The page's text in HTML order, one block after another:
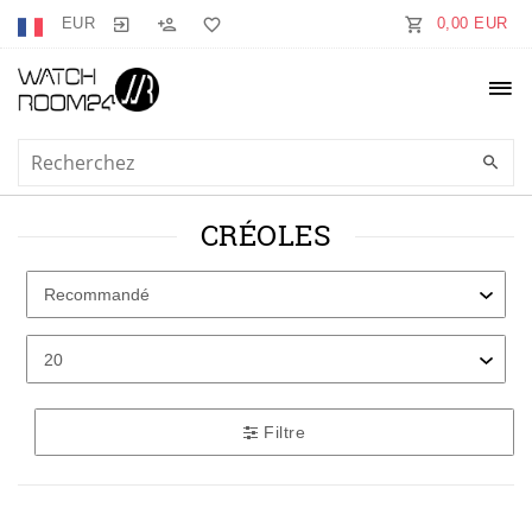
EUR 0,00 EUR
CRÉOLES
Filtre